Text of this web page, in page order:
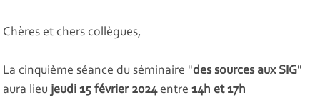
Chères et chers collègues,
La cinquième séance du séminaire "des sources aux SIG"
aura lieu jeudi 15 février 2024entre14h et 17h